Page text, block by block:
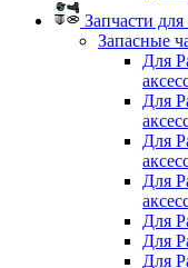
Запчасти
Запасные
Для
Для
Для
Для
Для
Для
Для